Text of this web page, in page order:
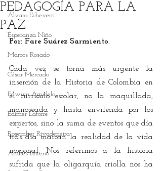
Álvaro Echeverri
Esperanza Niño
Marcos Rosado
César Mercado
Edwuin Agudelo
Edimer Latorre
Rosember Rivadeneira
Andrés Briceño
PEDAGOGÍA PARA LA
PAZ
Por: Fare Suárez Sarmiento.
Cada vez se torna más urgente la
inserción de la Historia de Colombia en
el currículo escolar, no la maquillada,
manoseada y hasta envilecida por los
expertos, sino la suma de eventos que día
tras día marcan la realidad de la vida
nacional. Nos referimos a la historia
sufrida que la oligarquía criolla nos ha